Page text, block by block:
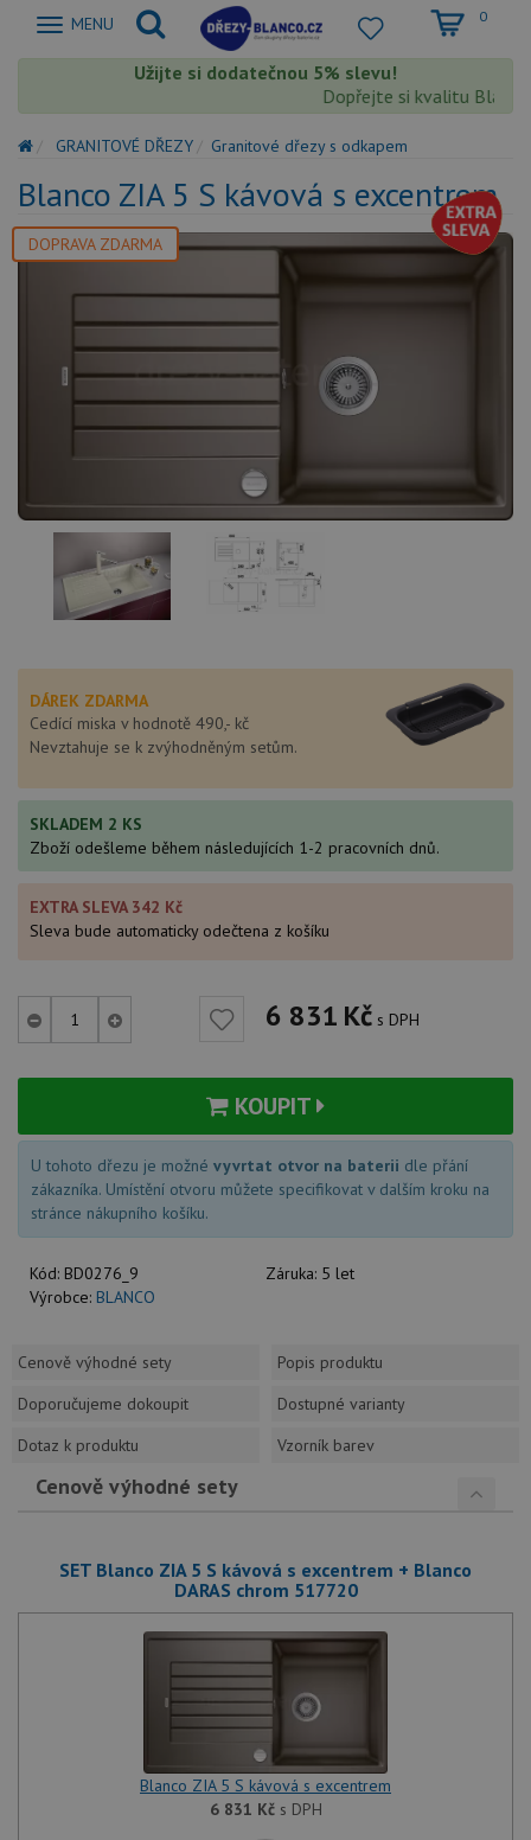
Zobrazit
MENU 0
Užijte si dodatečnou 5% slevu!
Dopřejte si kvalitu Blanco
GRANITOVÉ DŘEZY Granitové dřezy s odkapem
Blanco ZIA 5 S kávová s excentrem
DOPRAVA ZDARMA
DÁREK ZDARMA
Cedící miska v hodnotě 490,- kč
Nevztahuje se k zvýhodněným setům.
SKLADEM 2 KS
Zboží odešleme během následujících 1-2 pracovních dnů.
EXTRA SLEVA 342 Kč
Sleva bude automaticky odečtena z košíku
6 831 Kč s DPH
KOUPIT
U tohoto dřezu je možné vyvrtat otvor na baterii dle přání
zákazníka. Umístění otvoru můžete specifikovat v dalším kroku na
stránce nákupního košíku.
Kód: BD0276_9 Záruka: 5 let
Výrobce: BLANCO
Cenově výhodné sety
Popis produktu
Doporučujeme dokoupit
Dostupné varianty
Dotaz k produktu
Vzorník barev
Cenově výhodné sety
SET Blanco ZIA 5 S kávová s excentrem + Blanco
DARAS chrom 517720
Blanco ZIA 5 S kávová s excentrem
6 831 Kčs DPH